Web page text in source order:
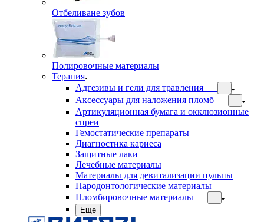
Отбеливане зубов
Полировочные материалы
Терапия
Адгезивы и гели для травления
Аксессуары для наложения пломб
Артикуляционная бумага и окклюзионные
спреи
Гемостатические препараты
Диагностика кариеса
Защитные лаки
Лечебные материалы
Материалы для девитализации пульпы
Пародонтологические материалы
Пломбировочные материалы
Еще